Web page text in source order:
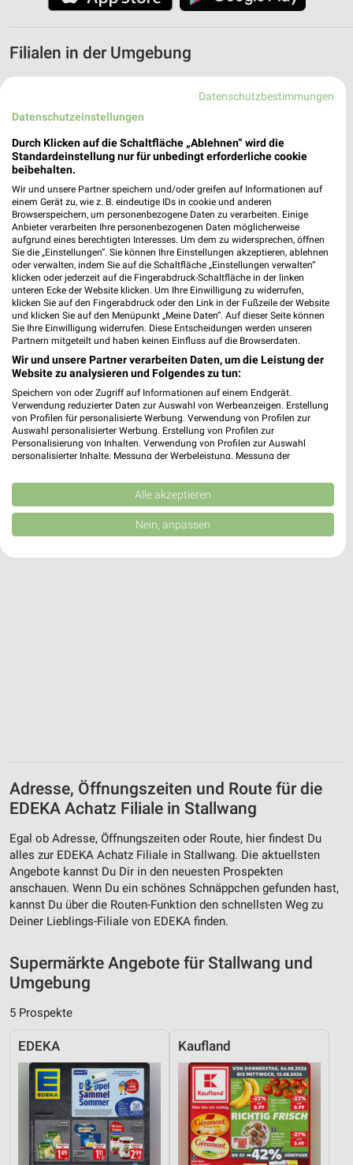
Filialen in der Umgebung
EDEKA Kohl Konzell
Johann-Dach-Straße 15
94357 Konzell
Heute 07:00 - 18:00 Uhr | Geöffnet
4,95 km • Angebote: 1 Prospekt
EDEKA Ascha
Baronholz 1
94347 Ascha
Heute 07:00 - 20:00 Uhr | Geöffnet
5,96 km • Angebote: 1 Prospekt
EDEKA Stadler + Honner Mitterfels
Bayerwaldstraße 24
94360 Mitterfels
Heute 08:00 - 20:00 Uhr |
Geöffnet
Adresse, Öffnungszeiten und Route für die
EDEKA Achatz Filiale in Stallwang
Egal ob Adresse, Öffnungszeiten oder Route, hier findest Du
alles zur EDEKA Achatz Filiale in Stallwang. Die aktuellsten
Angebote kannst Du Dir in den neuesten Prospekten
anschauen. Wenn Du ein schönes Schnäppchen gefunden hast,
kannst Du über die Routen-Funktion den schnellsten Weg zu
Deiner Lieblings-Filiale von EDEKA finden.
Supermärkte Angebote für Stallwang und
Umgebung
5 Prospekte
EDEKA Kaufland
Datenschutzbestimmungen
Datenschutzeinstellungen
Durch Klicken auf die Schaltfläche „Ablehnen“ wird die
Standardeinstellung nur für unbedingt erforderliche cookie
beibehalten.
Wir und unsere Partner speichern und/oder greifen auf Informationen auf
einem Gerät zu, wie z. B. eindeutige IDs in cookie und anderen
Browserspeichern, um personenbezogene Daten zu verarbeiten. Einige
Anbieter verarbeiten Ihre personenbezogenen Daten möglicherweise
aufgrund eines berechtigten Interesses. Um dem zu widersprechen, öffnen
Sie die „Einstellungen“. Sie können Ihre Einstellungen akzeptieren, ablehnen
oder verwalten, indem Sie auf die Schaltfläche „Einstellungen verwalten“
klicken oder jederzeit auf die Fingerabdruck-Schaltfläche in der linken
unteren Ecke der Website klicken. Um Ihre Einwilligung zu widerrufen,
klicken Sie auf den Fingerabdruck oder den Link in der Fußzeile der Website
und klicken Sie auf den Menüpunkt „Meine Daten“. Auf dieser Seite können
Sie Ihre Einwilligung widerrufen. Diese Entscheidungen werden unseren
Partnern mitgeteilt und haben keinen Einfluss auf die Browserdaten.
Wir und unsere Partner verarbeiten Daten, um die Leistung der
Website zu analysieren und Folgendes zu tun:
Speichern von oder Zugriff auf Informationen auf einem Endgerät.
Verwendung reduzierter Daten zur Auswahl von Werbeanzeigen. Erstellung
von Profilen für personalisierte Werbung. Verwendung von Profilen zur
Auswahl personalisierter Werbung. Erstellung von Profilen zur
Personalisierung von Inhalten. Verwendung von Profilen zur Auswahl
personalisierter Inhalte. Messung der Werbeleistung. Messung der
Kombinationen von Daten aus verschiedenen Quellen. Entwicklung und
Verbesserung der Angebote. Verwendung reduzierter Daten zur Auswahl
von Inhalten.
Daten können außerhalb der Europäischen Union weitergegeben und in die
Website/App.
Verwendung von Profilen zur Auswahl
personalisierter Werbung
von Inhalten
Verwendung von Profilen zur Auswahl
personalisierter Inhalte
Messung der Werbeleistung
Analyse von Zielgruppen durch Statistiken oder
Quellen
Entwicklung und Verbesserung der Angebote
Verwendung reduzierter Daten zur Auswahl von
Inhalten
IAB-Besonderheiten:
Verwendung genauer Standortdaten
Alle akzeptieren
Nein, anpassen